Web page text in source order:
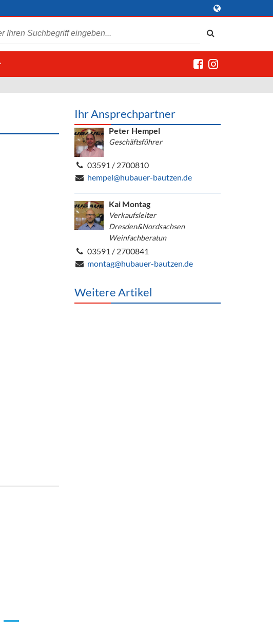
Ihr Ansprechpartner
Peter Hempel
Geschäftsführer
03591 / 2700810
hempel@hubauer-bautzen.de
Kai Montag
Verkaufsleiter
Dresden&Nordsachsen
Weinfachberatun
03591 / 2700841
montag@hubauer-bautzen.de
Weitere Artikel